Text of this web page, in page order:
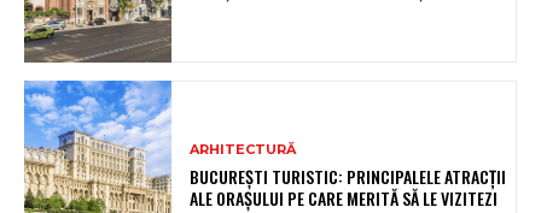
ARHITECTURĂ
BUCUREȘTI TURISTIC: PRINCIPALELE ATRACȚII
ALE ORAȘULUI PE CARE MERITĂ SĂ LE VIZITEZI